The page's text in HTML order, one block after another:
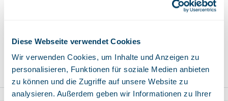
Diese Webseite verwendet Cookies
Wir verwenden Cookies, um Inhalte und Anzeigen zu
personalisieren, Funktionen für soziale Medien anbieten
zu können und die Zugriffe auf unsere Website zu
analysieren. Außerdem geben wir Informationen zu Ihrer
Pass Stationen, um 20 Magics
freizuschalten und zu gewinnen!
+ 20 Magics